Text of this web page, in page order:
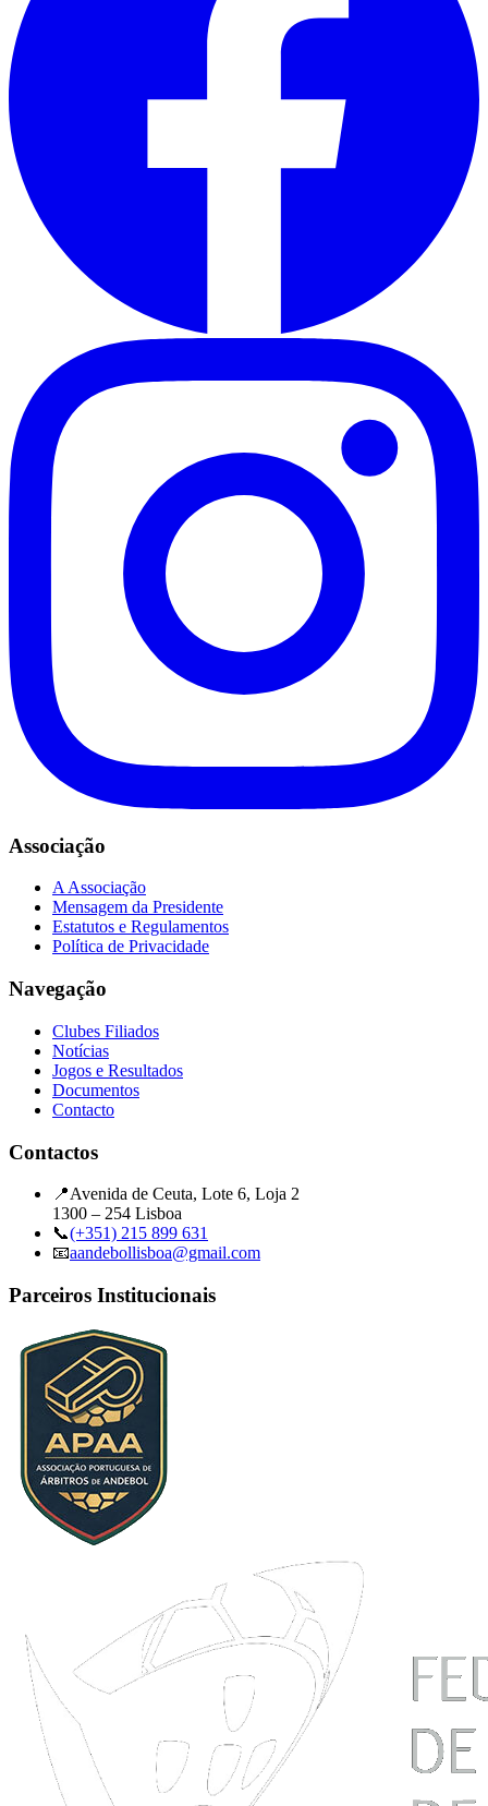
Associação
A Associação
Mensagem da Presidente
Estatutos e Regulamentos
Política de Privacidade
Navegação
Clubes Filiados
Notícias
Jogos e Resultados
Documentos
Contacto
Contactos
📍Avenida de Ceuta, Lote 6, Loja 2
1300 – 254 Lisboa
📞(+351) 215 899 631
📧aandebollisboa@gmail.com
Parceiros Institucionais